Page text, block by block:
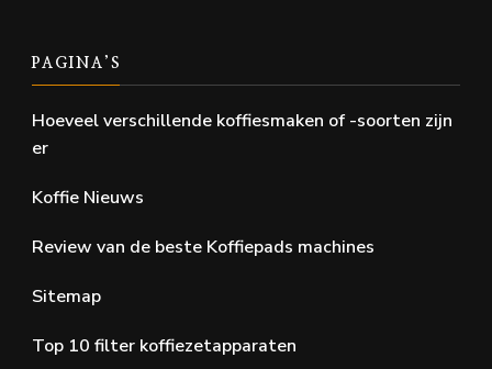
PAGINA’S
Hoeveel verschillende koffiesmaken of -soorten zijn
er
Koffie Nieuws
Review van de beste Koffiepads machines
Sitemap
Top 10 filter koffiezetapparaten